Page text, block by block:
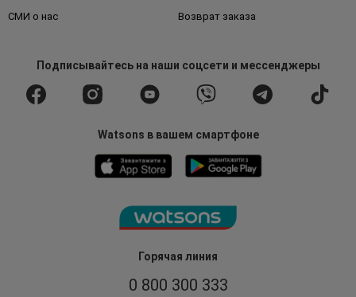
Горячая линия
0 800 300 333
СМИ о нас Возврат заказа
Подписывайтесьна наши соцсети и мессенджеры
Watsons в вашем смартфоне